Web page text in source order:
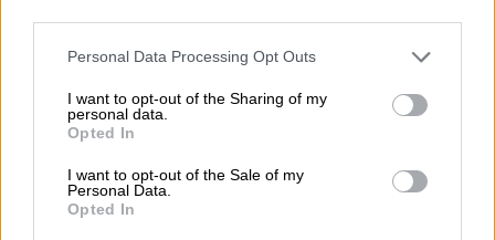
Please note that this website/app uses one or more Google
not limited to your visit or usage behaviour. You may click to
grant or deny consent to Google and its third-party tags to
use your data for below specified purposes in below Google
consent section.
Personal Data Processing Opt Outs
I want to opt-out of the Sharing of my
personal data.
Opted In
I want to opt-out of the Sale of my
Personal Data.
Opted In